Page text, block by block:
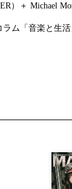
）＋ Michael
ム「音楽と生活